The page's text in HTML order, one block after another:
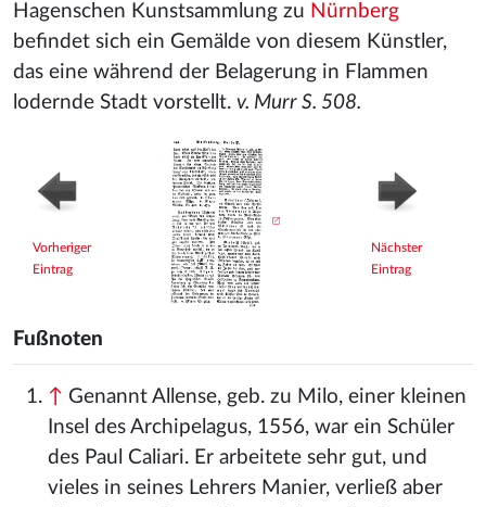
Hagenschen Kunstsammlung zu Nürnberg
befindet sich ein Gemälde von diesem Künstler,
das eine während der Belagerung in Flammen
lodernde Stadt vorstellt. v. Murr S. 508.
Vorheriger
Eintrag
Nächster
Eintrag
Fußnoten
↑ Genannt Allense, geb. zu Milo, einer kleinen
Insel des Archipelagus, 1556, war ein Schüler
des Paul Caliari. Er arbeitete sehr gut, und
vieles in seines Lehrers Manier, verließ aber